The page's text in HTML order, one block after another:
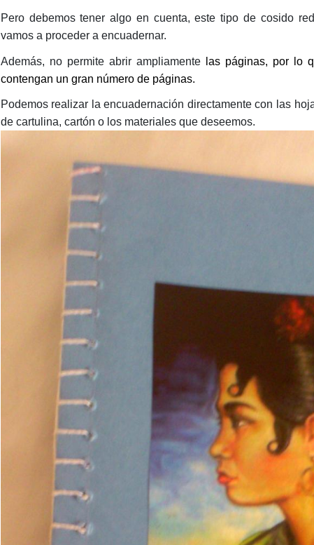
Pero debemos tener algo en cuenta, este tipo de cosido
vamos a proceder a encuadernar.
Además, no permite abrir ampliamentelas páginas, por lo
contengan un gran número de páginas.
Podemos realizar la encuadernación directamente con las
de cartulina, cartón o los materiales que deseemos.